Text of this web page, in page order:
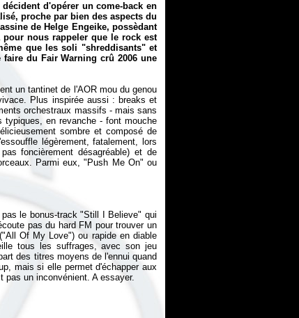
d'opérer un come-back en
proche par bien des aspects du
de Helge Engeike, possèdant
nous rappeler que le rock est
que les soli "shreddisants" et
du Fair Warning crû 2006 une
un tantinet de l'AOR mou du genou
Plus inspirée aussi : breaks et
orchestraux massifs - mais sans
typiques, en revanche - font mouche
sombre et composé de
légèrement, fatalement, lors
foncièrement désagréable) et de
Parmi eux, "Push Me On" ou
le bonus-track "Still I Believe" qui
pas du hard FM pour trouver un
Of My Love") ou rapide en diable
tous les suffrages, avec son jeu
des titres moyens de l'ennui quand
mais si elle permet d'échapper aux
pas un inconvénient. A essayer.